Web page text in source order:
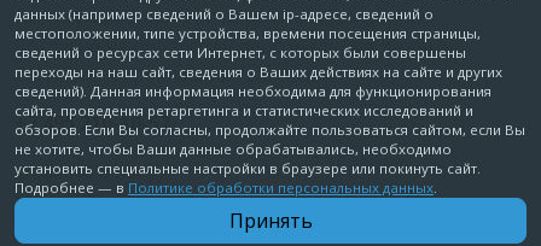
Политика обработки персональных данных
Согласие на обработку персональных данных
Согласие на рекламные рассылки
+7 495 210-10-57
© Забота о Вас.ру
Москва, Электродный проезд, д. 14 стр.1 офис 18
ИП Максимова Татьяна Александровна · ИНН 772006379720
данных (например сведений о Вашем ip-адресе, сведений о
местоположении, типе устройства, времени посещения страницы,
сведений о ресурсах сети Интернет, с которых были совершены
переходы на наш сайт, сведения о Ваших действиях на сайте и других
сведений). Данная информация необходима для функционирования
сайта, проведения ретаргетинга и статистических исследований и
обзоров. Если Вы согласны, продолжайте пользоваться сайтом, если Вы
не хотите, чтобы Ваши данные обрабатывались, необходимо
установить специальные настройки в браузере или покинуть сайт.
Подробнее — в Политике обработки персональных данных.
Принять